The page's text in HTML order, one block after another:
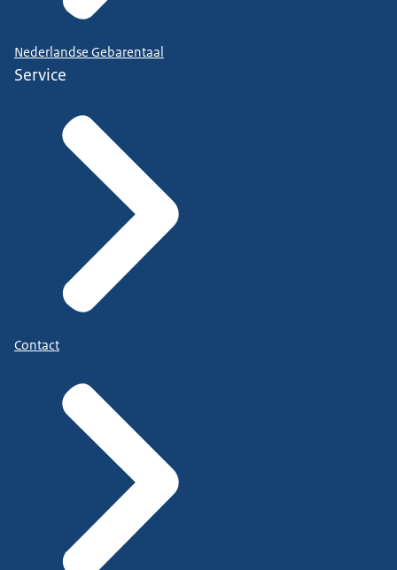
Nederlandse Gebarentaal
Service
Contact